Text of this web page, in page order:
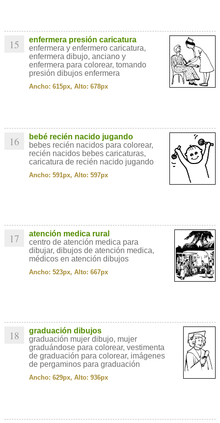
15
enfermera presión caricatura
enfermera y enfermero caricatura,
enfermera dibujo, anciano y
enfermera para colorear, tomando
presión dibujos enfermera
Ancho: 615px, Alto: 678px
16
bebé recién nacido jugando
bebes recién nacidos para colorear,
recién nacidos bebes caricaturas,
caricatura de recién nacido jugando
Ancho: 591px, Alto: 597px
17
atención medica rural
centro de atención medica para
dibujar, dibujos de atención medica,
médicos en atención dibujos
Ancho: 523px, Alto: 667px
18
graduación dibujos
graduación mujer dibujo, mujer
graduándose para colorear, vestimenta
de graduación para colorear, imágenes
de pergaminos para graduación
Ancho: 629px, Alto: 936px